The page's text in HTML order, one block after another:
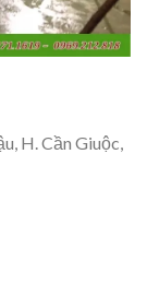
H. Cần Giuộc,